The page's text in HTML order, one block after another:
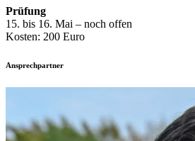
Prüfung
15. bis 16. Mai – noch offen
Kosten: 200 Euro
Ansprechpartner